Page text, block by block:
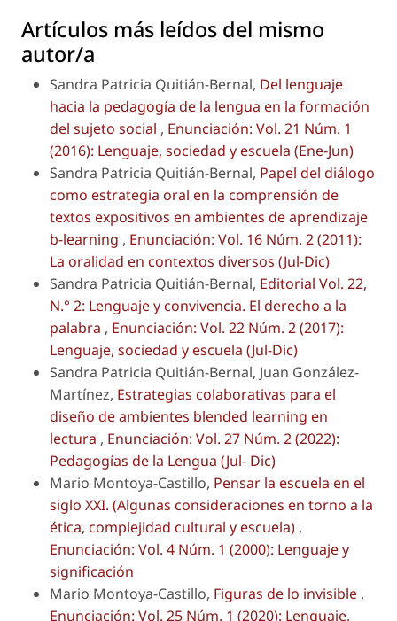
Artículos más leídos del mismo
autor/a
Sandra Patricia Quitián-Bernal, Del lenguaje
hacia la pedagogía de la lengua en la formación
del sujeto social , Enunciación: Vol. 21 Núm. 1
(2016): Lenguaje, sociedad y escuela (Ene-Jun)
Sandra Patricia Quitián-Bernal, Papel del diálogo
como estrategia oral en la comprensión de
textos expositivos en ambientes de aprendizaje
b-learning , Enunciación: Vol. 16 Núm. 2 (2011):
La oralidad en contextos diversos (Jul-Dic)
Sandra Patricia Quitián-Bernal, Editorial Vol. 22,
N.° 2: Lenguaje y convivencia. El derecho a la
palabra , Enunciación: Vol. 22 Núm. 2 (2017):
Lenguaje, sociedad y escuela (Jul-Dic)
Sandra Patricia Quitián-Bernal, Juan González-
Martínez, Estrategias colaborativas para el
diseño de ambientes blended learning en
lectura , Enunciación: Vol. 27 Núm. 2 (2022):
Pedagogías de la Lengua (Jul- Dic)
Mario Montoya-Castillo, Pensar la escuela en el
siglo XXI. (Algunas consideraciones en torno a la
ética, complejidad cultural y escuela) ,
Enunciación: Vol. 4 Núm. 1 (2000): Lenguaje y
significación
Mario Montoya-Castillo, Figuras de lo invisible ,
Enunciación: Vol. 25 Núm. 1 (2020): Lenguaje,